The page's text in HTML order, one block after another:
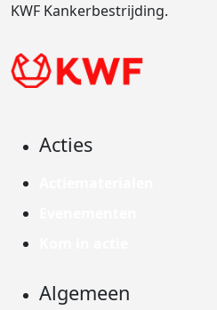
KWF Kankerbestrijding.
Acties
Algemeen